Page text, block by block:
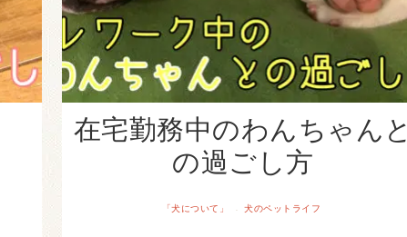
在宅勤務中のわんちゃんと
の過ごし方
「犬について」 · 犬のペットライフ